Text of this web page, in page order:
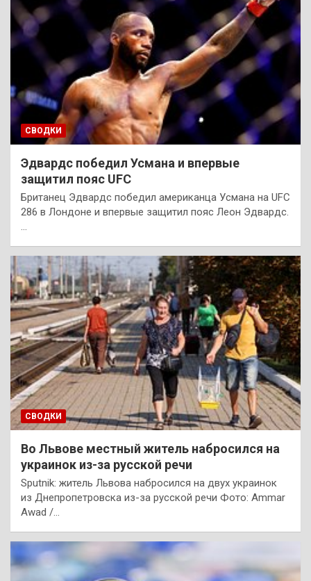
СВОДКИ
Эдвардс победил Усмана и впервые
защитил пояс UFC
Британец Эдвардс победил американца Усмана на UFC
286 в Лондоне и впервые защитил пояс Леон Эдвардс.
…
СВОДКИ
Во Львове местный житель набросился на
украинок из-за русской речи
Sputnik: житель Львова набросился на двух украинок
из Днепропетровска из-за русской речи Фото: Ammar
Awad /…